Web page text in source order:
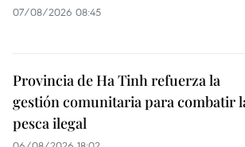
07/08/2026 08:45
Provincia de Ha Tinh refuerza la
gestión comunitaria para combatir
pesca ilegal